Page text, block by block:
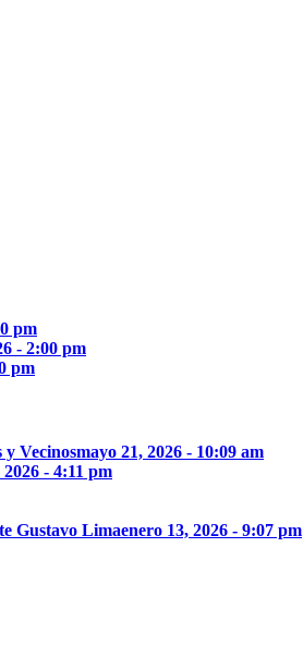
pm
- 2:00 pm
pm
y Vecinosmayo 21, 2026 - 10:09 am
- 4:11 pm
Gustavo Limaenero 13, 2026 - 9:07 pm